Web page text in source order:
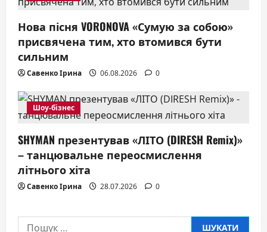
Нова пісня VORONOVA «Сумую за собою»
присвячена тим, хто втомився бути
сильним
Савенко Ірина 06.08.2026 0
Шоу-бізнес
SHYMAN презентував «ЛІТО (DIRESH Remix)»
– танцювальне переосмислення
літнього хіта
Савенко Ірина 28.07.2026 0
Пошук: